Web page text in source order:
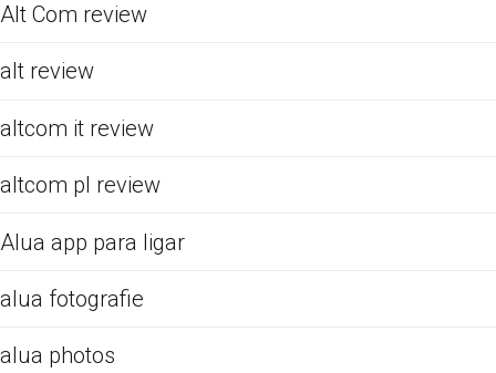
Alt Com review
alt review
altcom it review
altcom pl review
Alua app para ligar
alua fotografie
alua photos